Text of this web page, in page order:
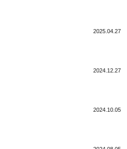
2025.04.27
2024.12.27
2024.10.05